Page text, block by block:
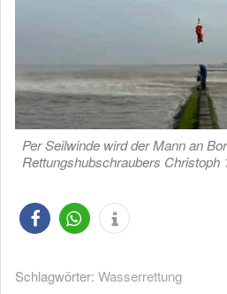
Per Seilwinde wird der Mann an
Rettungshubschraubers Christoph
Schlagwörter: Wasserrettung